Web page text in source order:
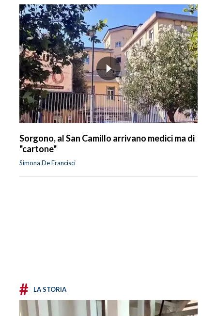
Sorgono, al San Camillo arrivano medici ma di
"cartone"
Simona De Francisci
# LA STORIA